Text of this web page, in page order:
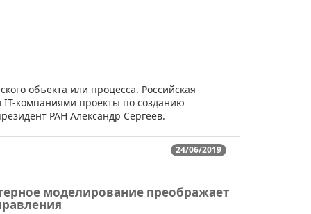
объекта или процесса. Российская
IT-компаниями проекты по созданию
РАН Александр Сергеев.
24/06/2019
моделирование преображает